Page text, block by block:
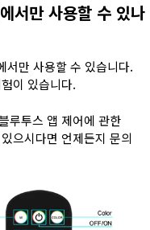
서만 사용할 수 있나
서만 사용할 수 있습니다.
이 있습니다.
루투스 앱 제어에 관한
으시다면 언제든지 문의